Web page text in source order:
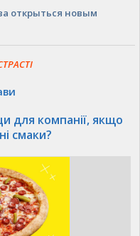
открыться новым
для компанії, якщо
смаки?